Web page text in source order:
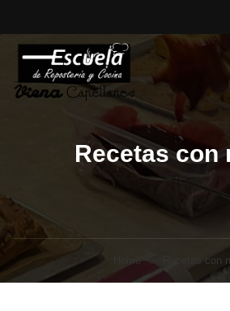
Recetas con
Home Recetas con